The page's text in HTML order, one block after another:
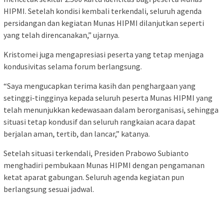
HIPMI. Setelah kondisi kembali terkendali, seluruh agenda
persidangan dan kegiatan Munas HIPMI dilanjutkan seperti
yang telah direncanakan,” ujarnya.
Kristomei juga mengapresiasi peserta yang tetap menjaga
kondusivitas selama forum berlangsung.
“Saya mengucapkan terima kasih dan penghargaan yang
setinggi-tingginya kepada seluruh peserta Munas HIPMI yang
telah menunjukkan kedewasaan dalam berorganisasi, sehingga
situasi tetap kondusif dan seluruh rangkaian acara dapat
berjalan aman, tertib, dan lancar,” katanya.
Setelah situasi terkendali, Presiden Prabowo Subianto
menghadiri pembukaan Munas HIPMI dengan pengamanan
ketat aparat gabungan. Seluruh agenda kegiatan pun
berlangsung sesuai jadwal.